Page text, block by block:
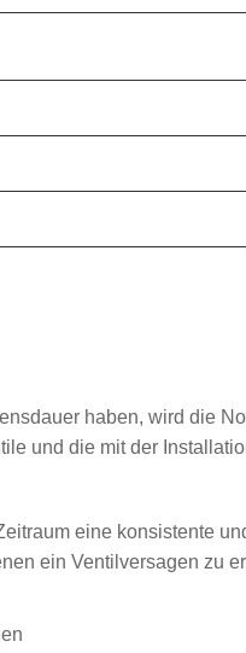
haben, wird die
und die mit der
eine konsistente
ein Ventilversagen zu